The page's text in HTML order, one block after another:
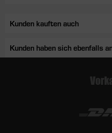
Kunden kauften auch
Kunden haben sich ebenfalls